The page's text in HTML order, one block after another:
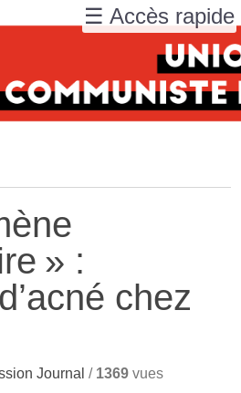
» :
chez
Journal / 1369 vues
☰ Accès rapide